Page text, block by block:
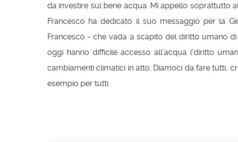
da investire sul bene acqua. Mi appello soprattutto
Francesco ha dedicato il suo messaggio per la
Francesco - che vada a scapito del diritto umano
oggi hanno difficile accesso all’acqua (‘diritto
cambiamenti climatici in atto. Diamoci da fare tutti,
esempio per tutti.